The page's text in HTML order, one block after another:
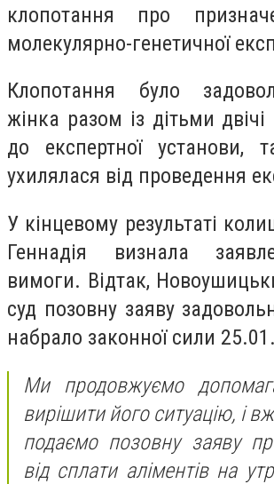
клопотання про
молекулярно-генетичної
Клопотання було
жінка разом із дітьми двічі
до експертної установи,
ухилялася від проведення
У кінцевому результаті
Геннадія визнала
вимоги. Відтак,
суд позовну заяву
набрало законної сили
Ми продовжуємо
вирішити його ситуацію, і
подаємо позовну заяву
від сплати аліментів на